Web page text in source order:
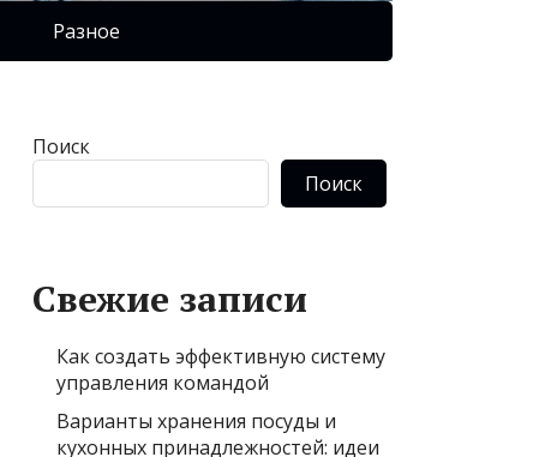
Разное
Поиск
Поиск
Свежие записи
Как создать эффективную систему
управления командой
Варианты хранения посуды и
кухонных принадлежностей: идеи